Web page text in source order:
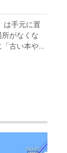
は手元に置
がなくな
「古い本や…